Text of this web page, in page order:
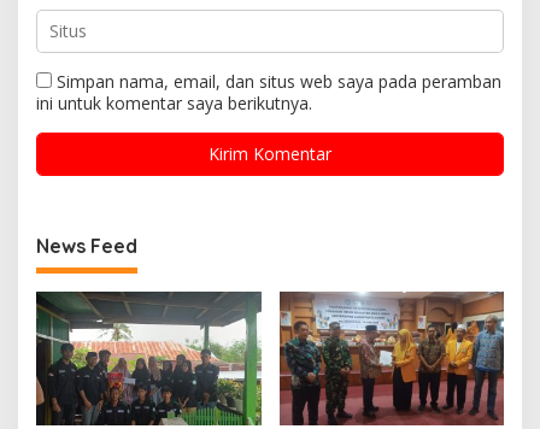
Simpan nama, email, dan situs web saya pada peramban
ini untuk komentar saya berikutnya.
News Feed